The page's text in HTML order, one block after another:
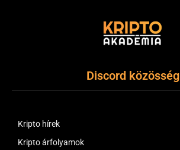
Discord közösség
Kripto hírek
Kripto árfolyamok